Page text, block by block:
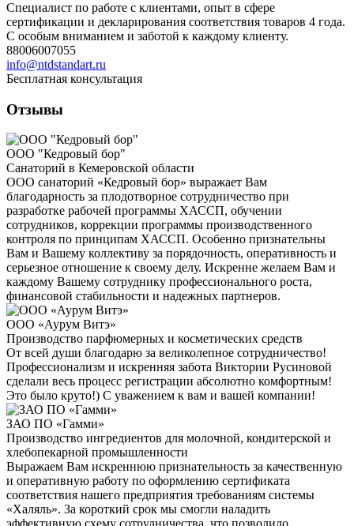
Специалист по работе с клиентами, опыт в сфере
сертификации и декларирования соответствия товаров 4 года.
С особым вниманием и заботой к каждому клиенту.
88006007055
info@ntdstandart.ru
Бесплатная консультация
Отзывы
ООО "Кедровый бор"
Санаторий в Кемеровской области
ООО санаторий «Кедровый бор» выражает Вам
благодарность за плодотворное сотрудничество при
разработке рабочей программы ХАССП, обучении
сотрудников, коррекции программы производственного
контроля по принципам ХАССП. Особенно признательны
Вам и Вашему коллективу за порядочность, оперативность и
серьезное отношение к своему делу. Искренне желаем Вам и
каждому Вашему сотруднику профессионального роста,
финансовой стабильности и надежных партнеров.
ООО «Аурум Витэ»
Производство парфюмерных и косметических средств
От всей души благодарю за великолепное сотрудничество!
Профессионализм и искренняя забота Виктории Русиновой
сделали весь процесс регистрации абсолютно комфортным!
Это было круто!) С уважением к вам и вашей компании!
ЗАО ПО «Гамми»
Производство ингредиентов для молочной, кондитерской и
хлебопекарной промышленности
Выражаем Вам искреннюю признательность за качественную
и оперативную работу по оформлению сертификата
соответствия нашего предприятия требованиям системы
«Халяль». За короткий срок мы смогли наладить